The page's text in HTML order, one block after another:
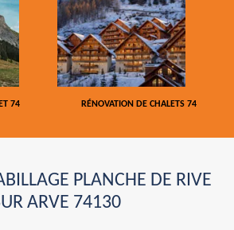
74 RÉNOVATION DE CHALETS 74
PLANCHE DE RIVE
ARVE 74130